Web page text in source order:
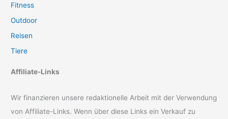
Fitness
Outdoor
Reisen
Tiere
Affiliate-Links
Wir finanzieren unsere redaktionelle Arbeit mit der Verwendung
von Affiliate-Links. Wenn über diese Links ein Verkauf zu